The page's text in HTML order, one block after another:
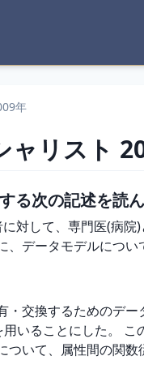
年
ャリスト
る次の記述を読
対して、専門医(病
データモデルについ
交換するためのデ
いることにした。
いて、属性間の関